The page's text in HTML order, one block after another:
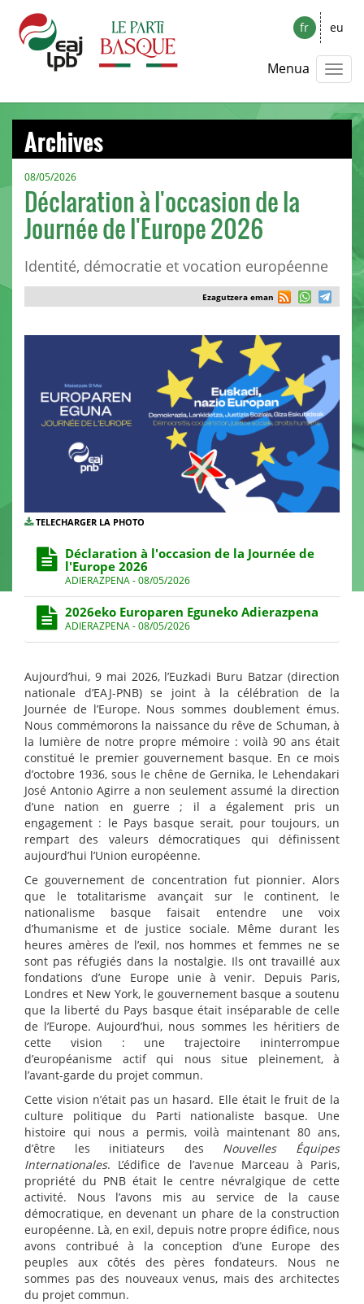
fr eu
Menua
Archives
08/05/2026
Déclaration à l'occasion de la
Journée de l'Europe 2026
Identité, démocratie et vocation européenne
Ezagutzera eman
TELECHARGER LA PHOTO
Déclaration à l'occasion de la Journée de
l'Europe 2026
ADIERAZPENA - 08/05/2026
2026eko Europaren Eguneko Adierazpena
ADIERAZPENA - 08/05/2026
Aujourd’hui, 9 mai 2026, l’Euzkadi Buru Batzar (direction
nationale d’EAJ-PNB) se joint à la célébration de la
Journée de l’Europe. Nous sommes doublement émus.
Nous commémorons la naissance du rêve de Schuman, à
la lumière de notre propre mémoire : voilà 90 ans était
constitué le premier gouvernement basque. En ce mois
d’octobre 1936, sous le chêne de Gernika, le Lehendakari
José Antonio Agirre a non seulement assumé la direction
d’une nation en guerre ; il a également pris un
engagement : le Pays basque serait, pour toujours, un
rempart des valeurs démocratiques qui définissent
aujourd’hui l’Union européenne.
Ce gouvernement de concentration fut pionnier. Alors
que le totalitarisme avançait sur le continent, le
nationalisme basque faisait entendre une voix
d’humanisme et de justice sociale. Même durant les
heures amères de l’exil, nos hommes et femmes ne se
sont pas réfugiés dans la nostalgie. Ils ont travaillé aux
fondations d’une Europe unie à venir. Depuis Paris,
Londres et New York, le gouvernement basque a soutenu
que la liberté du Pays basque était inséparable de celle
de l’Europe. Aujourd’hui, nous sommes les héritiers de
cette vision : une trajectoire ininterrompue
d’européanisme actif qui nous situe pleinement, à
l’avant-garde du projet commun.
Cette vision n’était pas un hasard. Elle était le fruit de la
culture politique du Parti nationaliste basque. Une
histoire qui nous a permis, voilà maintenant 80 ans,
d’être les initiateurs des Nouvelles Équipes
Internationales. L’édifice de l’avenue Marceau à Paris,
propriété du PNB était le centre névralgique de cette
activité. Nous l’avons mis au service de la cause
démocratique, en devenant un phare de la construction
européenne. Là, en exil, depuis notre propre édifice, nous
avons contribué à la conception d’une Europe des
peuples aux côtés des pères fondateurs. Nous ne
sommes pas des nouveaux venus, mais des architectes
du projet commun.